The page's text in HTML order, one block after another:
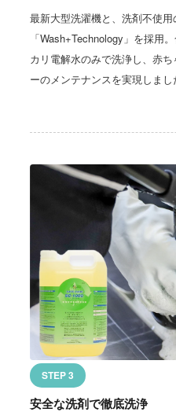
最新大型洗濯機と、洗剤不使
「Wash+Technology」を採用
カリ電解水のみで洗浄し、赤
ーのメンテナンスを実現しまし
STEP 3
安全な洗剤で徹底洗浄